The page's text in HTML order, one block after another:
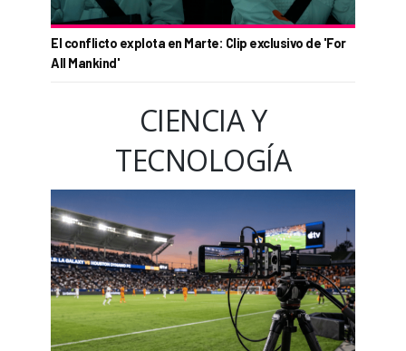
El conflicto explota en Marte: Clip exclusivo de 'For
All Mankind'
CIENCIA Y
TECNOLOGÍA